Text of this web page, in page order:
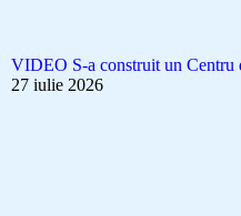
VIDEO S-a construit un Centru
27 iulie 2026